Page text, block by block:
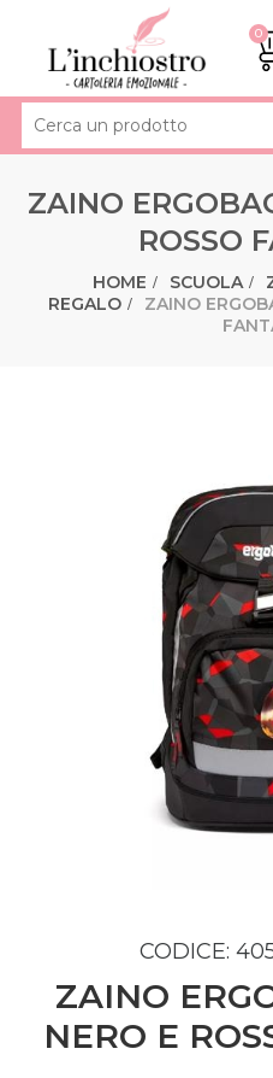
0
ZAINO
ROSSO
HOME SCUOLA
REGALO
ZAINO
CODICE:
ZAINO
NERO E